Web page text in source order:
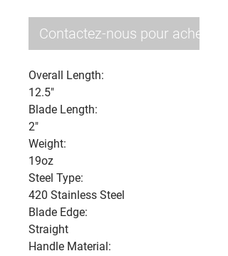
Contactez-nous pour acheter
Overall Length:
12.5"
Blade Length:
2"
Weight:
19oz
Steel Type:
420 Stainless Steel
Blade Edge:
Straight
Handle Material: